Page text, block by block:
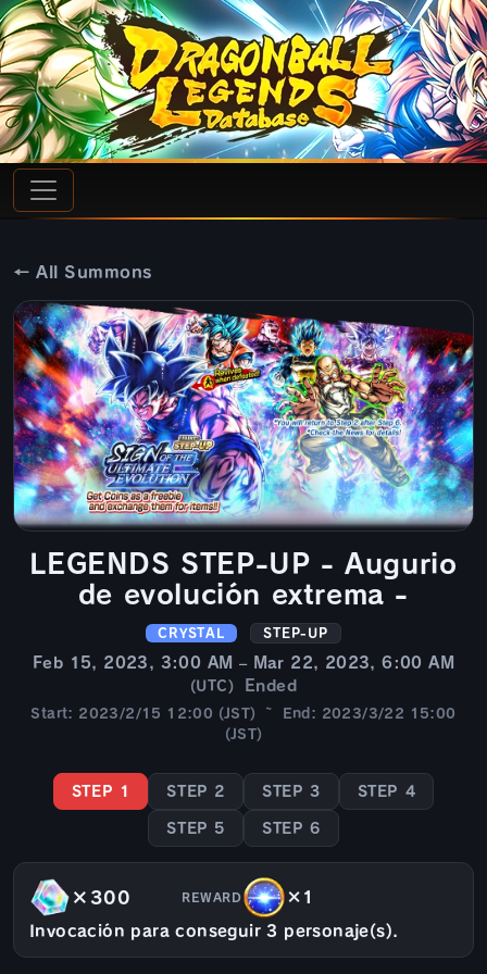
← All Summons
LEGENDS STEP-UP - Augurio
de evolución extrema -
CRYSTAL STEP-UP
Feb 15, 2023, 3:00 AM – Mar 22, 2023, 6:00 AM
(UTC) Ended
Start: 2023/2/15 12:00 (JST) ~ End: 2023/3/22 15:00
(JST)
STEP 1 STEP 2 STEP 3 STEP 4
STEP 5 STEP 6
×300
Invocación para conseguir 3 personaje(s).
REWARD ×1